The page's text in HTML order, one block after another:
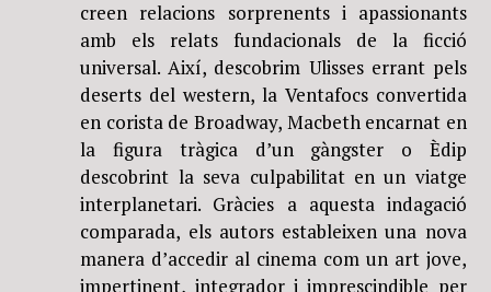
creen relacions sorprenents i apassionants
amb els relats fundacionals de la ficció
universal. Així, descobrim Ulisses errant pels
deserts del western, la Ventafocs convertida
en corista de Broadway, Macbeth encarnat en
la figura tràgica d’un gàngster o Èdip
descobrint la seva culpabilitat en un viatge
interplanetari. Gràcies a aquesta indagació
comparada, els autors estableixen una nova
manera d’accedir al cinema com un art jove,
impertinent, integrador i imprescindible per